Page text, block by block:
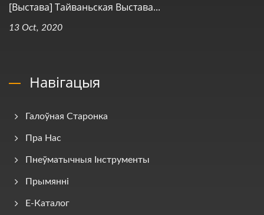
[Выстава] Тайваньская Выстава...
13 Oct, 2020
Навігацыя
Галоўная Старонка
Пра Нас
Пнеўматычныя Інструменты
Прымянні
E-Каталог